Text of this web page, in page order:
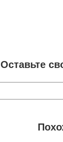
Оставьте